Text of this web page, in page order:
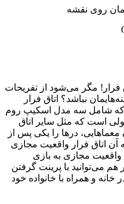
روی نقشه
فرار! مگر می‌شود از تفریحات
نباشد؟ اتاق فرار
شامل سه مدل اسکیپ روم
است که مثل سایر اتاق
درها را یکی پس از
آن اتاق فرار واقعیت مجازی
مجازی به بازی
می‌توانید با پرینت گرفتن
و همراه با خانواده خود